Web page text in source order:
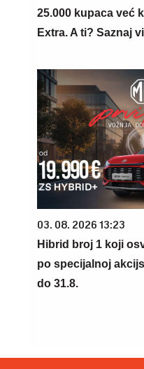
25.000 kupaca već
Extra. A ti? Saznaj
03. 08. 2026 13:23
Hibrid broj 1 koji
po specijalnoj
do 31.8.